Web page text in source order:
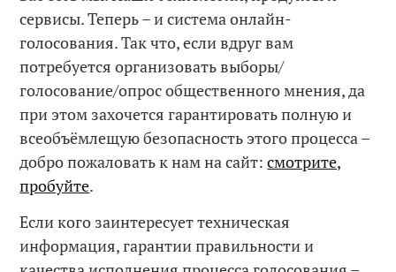
сервисы. Теперь – и система онлайн-
голосования. Так что, если вдруг вам
потребуется организовать выборы/
голосование/опрос общественного мнения, да
при этом захочется гарантировать полную и
всеобъёмлещую безопасность этого процесса –
добро пожаловать к нам на сайт:смотрите,
пробуйте.
Если кого заинтересует техническая
информация, гарантии правильности и